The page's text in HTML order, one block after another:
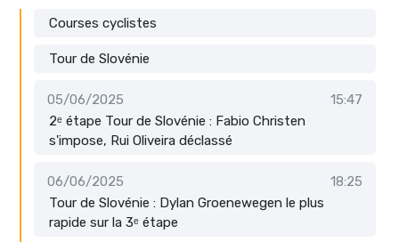
Courses cyclistes
Tour de Slovénie
05/06/2025
15:47
2ᵉ étape Tour de Slovénie : Fabio Christen
s'impose, Rui Oliveira déclassé
06/06/2025
18:25
Tour de Slovénie : Dylan Groenewegen le plus
rapide sur la 3ᵉ étape